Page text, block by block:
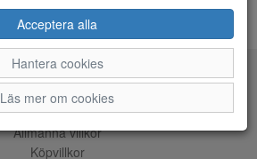
ÅNGRA KÖP
Acceptera alla
Hantera cookies
Läs mer om cookies
Tjänster
Allmänna villkor
Köpvillkor